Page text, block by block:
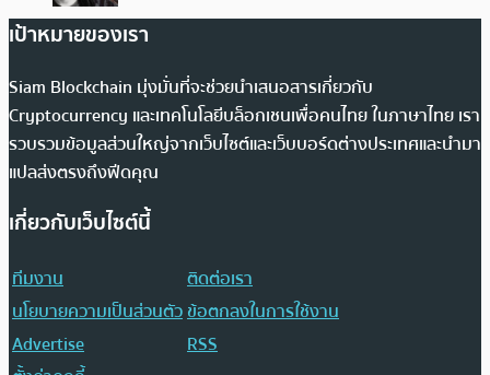
เป้าหมายของเรา
Siam Blockchain มุ่งมั่นที่จะช่วยนำเสนอสารเกี่ยวกับ
Cryptocurrency และเทคโนโลยีบล็อกเชนเพื่อคนไทย ในภาษาไทย เรา
รวบรวมข้อมูลส่วนใหญ่จากเว็บไซต์และเว็บบอร์ดต่างประเทศและนำมา
แปลส่งตรงถึงฟีดคุณ
เกี่ยวกับเว็บไซต์นี้
ทีมงาน
ติดต่อเรา
นโยบายความเป็นส่วนตัวข้อตกลงในการใช้งาน
Advertise
RSS